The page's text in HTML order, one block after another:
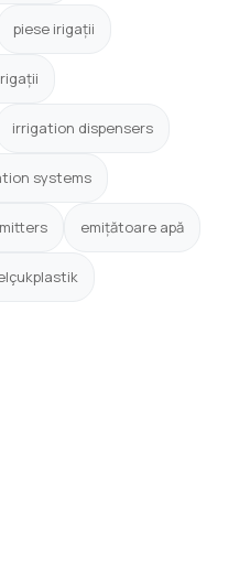
piese irigații
irrigation dispensers
systems
emițătoare apă